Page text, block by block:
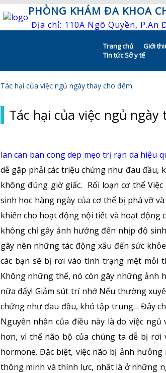
PHÒNG KHÁM ĐA KHOA
Địa chỉ: 110A Ngô Quyền, P.An
Trang chủ Giới
Bác sĩ
Hồ
Tin tức Sở y tế
Tác hại của việc ngủ ngày thay cho đêm
Tác hại của việc ngủ ngày
lan can ban cong dep mẹo trị rạn da hiệu
dễ gặp phải các triệu chứng như đau đầu,
không đúng giờ giấc. Rối loạn cơ thể
sinh học hàng ngày của cơ thể bị phá vỡ
khiến cho hoạt động nội tiết và hoạt động
không chỉ gây ảnh hưởng đến nhịp độ
gây nên những tác động xấu đến sức
các bạn sẽ bị rơi vào tình trạng mệt mỏi
Không những thế, nó còn gây những ảnh
nữa đấy! Giảm sút trí nhớ Nếu thường
chứng như đau đầu, khó tập trung… Đây
Nguyên nhân của điều này là do việc
hơn, vì thế não bộ của chúng ta dễ bị rơi
hormone. Đặc biệt, việc não bị ảnh
thông minh và thính lực, nhất là ở những